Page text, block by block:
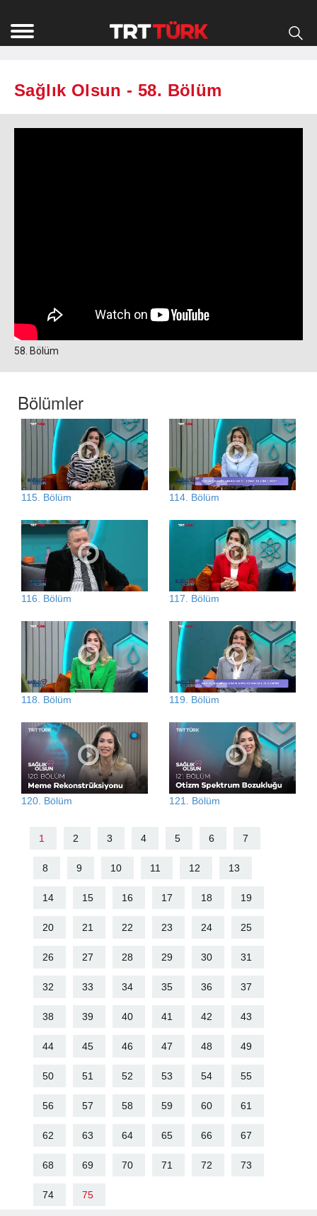
Sağlık Olsun - 58. Bölüm
58. Bölüm
Bölümler
115. Bölüm 114. Bölüm
116. Bölüm 117. Bölüm
118. Bölüm 119. Bölüm
120. Bölüm 121. Bölüm
1 2 3 4 5 6 7
8 9 10 11 12 13
14 15 16 17 18 19
20 21 22 23 24 25
26 27 28 29 30 31
32 33 34 35 36 37
38 39 40 41 42 43
44 45 46 47 48 49
50 51 52 53 54 55
56 57 58 59 60 61
62 63 64 65 66 67
68 69 70 71 72 73
74 75